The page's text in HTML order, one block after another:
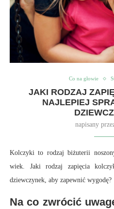
Co na głowie
JAKI RODZAJ
NAJLEPIEJ
napisany
Kolczyki to rodzaj biżuterii
wiek. Jaki rodzaj zapięcia
dziewczynek, aby zapewnić wygodę?
Na co zwrócić